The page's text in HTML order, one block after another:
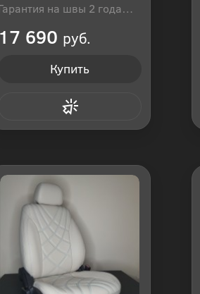
на швы 2 года
17 690 руб.
Купить